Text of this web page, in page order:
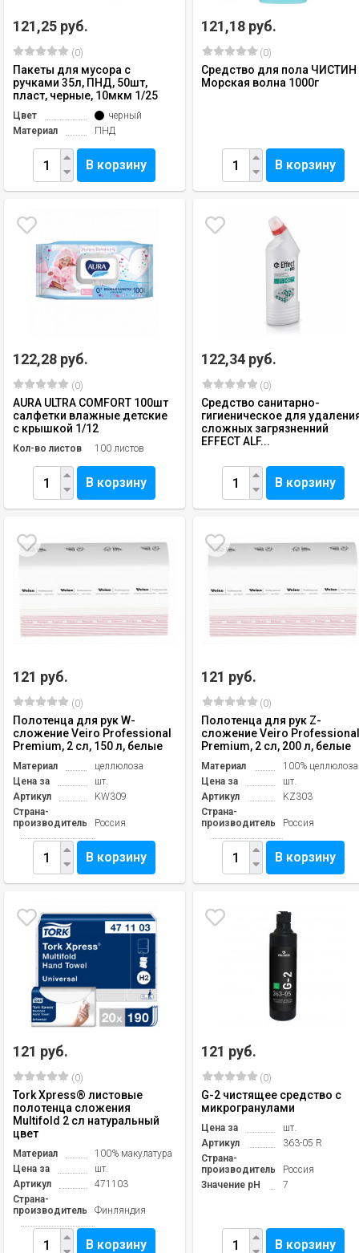
121,25 руб.
(0)
Пакеты для мусора с
ручками 35л, ПНД, 50шт,
пласт, черные, 10мкм 1/25
Цвет
черный
Материал
ПНД
В корзину
121,18 руб.
(0)
Средство для пола ЧИСТИН
Морская волна 1000г
В корзину
122,28 руб.
(0)
AURA ULTRA COMFORT 100шт
салфетки влажные детские
с крышкой 1/12
Кол-во листов 100 листов
В корзину
122,34 руб.
(0)
Средство санитарно-
гигиеническое для
сложных загрязненний
EFFECT ALF...
В корзину
121 руб.
(0)
Полотенца для рук W-
сложение Veiro Professional
Premium, 2 сл, 150 л, белые
Материал
целлюлоза
Цена за
шт.
Артикул
KW309
Страна-
производитель
Россия
В корзину
121 руб.
(0)
Полотенца для рук Z-
сложение Veiro
Premium, 2 сл, 200 л, белые
Материал
100% целлюлоза
Цена за
шт.
Артикул
KZ303
Страна-
производитель
Россия
В корзину
121 руб.
(0)
Tork Xpress® листовые
полотенца сложения
Multifold 2 сл натуральный
цвет
Материал
100% макулатура
Цена за
шт.
Артикул
471103
Страна-
производитель
Финляндия
В корзину
121 руб.
(0)
G-2 чистящее средство с
микрогранулами
Цена за
шт.
Артикул
363-05 R
Страна-
производитель
Россия
Значение pH
7
В корзину